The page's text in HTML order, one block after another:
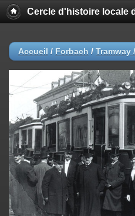
Cercle d'histoire locale
Accueil / Forbach / Tramway